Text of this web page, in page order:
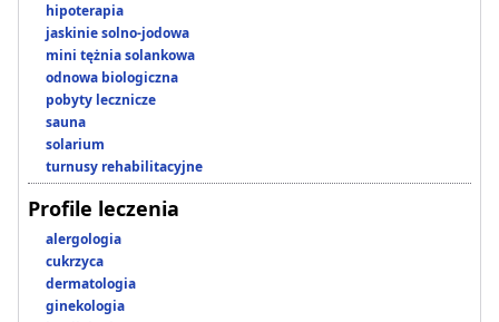
hipoterapia
jaskinie solno-jodowa
mini tężnia solankowa
odnowa biologiczna
pobyty lecznicze
sauna
solarium
turnusy rehabilitacyjne
Profile leczenia
alergologia
cukrzyca
dermatologia
ginekologia